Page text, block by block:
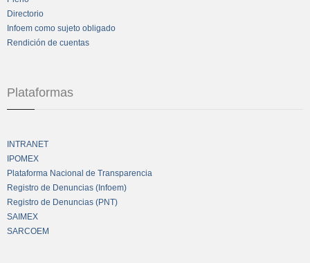
Directorio
Infoem como sujeto obligado
Rendición de cuentas
Plataformas
INTRANET
IPOMEX
Plataforma Nacional de Transparencia
Registro de Denuncias (Infoem)
Registro de Denuncias (PNT)
SAIMEX
SARCOEM